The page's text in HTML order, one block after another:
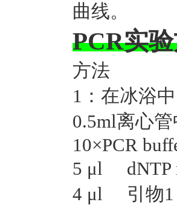
曲线。
PCR实
方法
1：在冰浴
0.5ml离心
5 μl
4 μl 引